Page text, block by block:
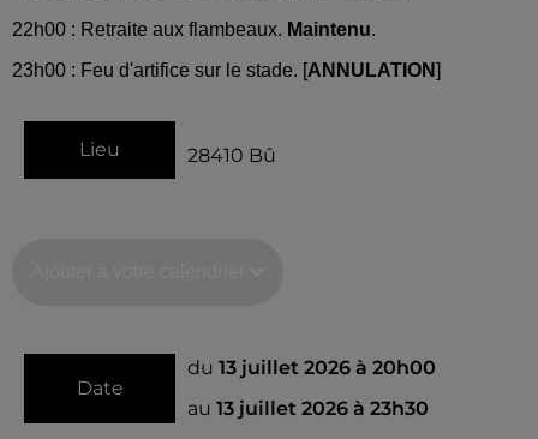
22h00 : Retraite aux flambeaux. Maintenu.
23h00 : Feu d'artifice sur le stade. ANNULATION
Lieu 28410 Bû
Date
du 13 juillet 2026 à 20h00
au 13 juillet 2026 à 23h30